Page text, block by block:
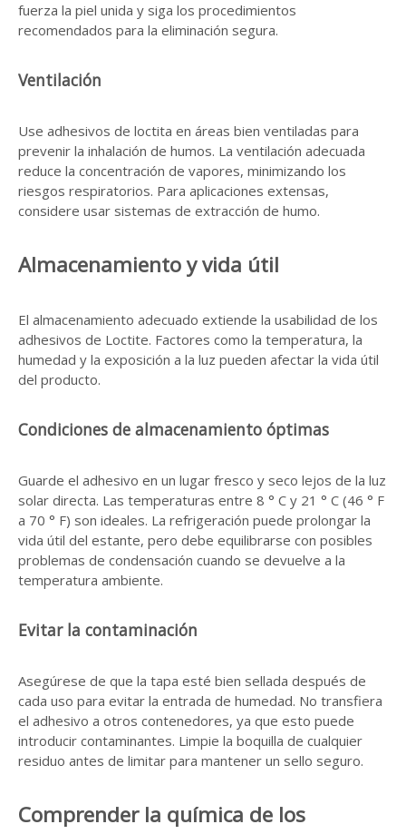
fuerza la piel unida y siga los procedimientos
recomendados para la eliminación segura.
Ventilación
Use adhesivos de loctita en áreas bien ventiladas para
prevenir la inhalación de humos. La ventilación adecuada
reduce la concentración de vapores, minimizando los
riesgos respiratorios. Para aplicaciones extensas,
considere usar sistemas de extracción de humo.
Almacenamiento y vida útil
El almacenamiento adecuado extiende la usabilidad de los
adhesivos de Loctite. Factores como la temperatura, la
humedad y la exposición a la luz pueden afectar la vida útil
del producto.
Condiciones de almacenamiento óptimas
Guarde el adhesivo en un lugar fresco y seco lejos de la luz
solar directa. Las temperaturas entre 8 ° C y 21 ° C (46 ° F
a 70 ° F) son ideales. La refrigeración puede prolongar la
vida útil del estante, pero debe equilibrarse con posibles
problemas de condensación cuando se devuelve a la
temperatura ambiente.
Evitar la contaminación
Asegúrese de que la tapa esté bien sellada después de
cada uso para evitar la entrada de humedad. No transfiera
el adhesivo a otros contenedores, ya que esto puede
introducir contaminantes. Limpie la boquilla de cualquier
residuo antes de limitar para mantener un sello seguro.
Comprender la química de los